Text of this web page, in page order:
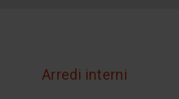
Arredi interni